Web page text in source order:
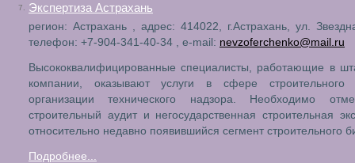
7. Экспертиза Астрахань
регион: Астрахань , адрес: 414022, г.Астрахань, ул.
телефон: +7-904-341-40-34 , e-mail: nevzoferchenko@mail.ru
Высококвалифицированные специалисты, работающие в
компании, оказывают услуги в сфере
организации технического надзора. Необходимо
строительный аудит и негосударственная строительная
относительно недавно появившийся сегмент строительного
Подробнее...